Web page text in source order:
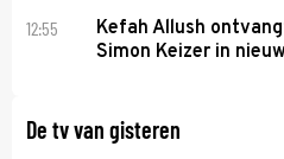
12:55
Kefah Allush
Simon Keizer in
De tv van gisteren